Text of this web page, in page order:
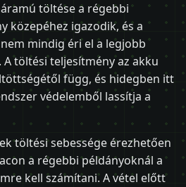
töltése a régebbi
közepéhez igazodik, és a
mindig éri el a legjobb
töltési teljesítmény az akku
függ, és hidegben itt
védelemből lassítja a
töltési sebessége érezhetően
a régebbi példányoknál a
kell számítani. A vétel előtt